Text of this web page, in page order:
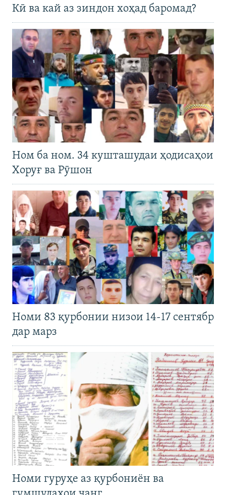
Кӣ ва кай аз зиндон хоҳад баромад?
Ном ба ном. 34 кушташудаи ҳодисаҳои
Хоруғ ва Рӯшон
Номи 83 қурбонии низои 14-17 сентябр
дар марз
Номи гуруҳе аз қурбониён ва